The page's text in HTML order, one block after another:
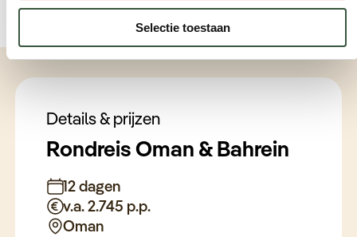
Selectie toestaan
Details & prijzen
Rondreis Oman & Bahrein
12 dagen
v.a. 2.745 p.p.
Oman